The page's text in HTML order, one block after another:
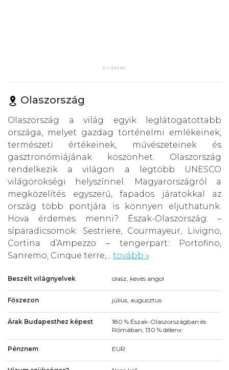
Olaszország
Olaszország a világ egyik leglátogatottabb
országa, melyet gazdag történelmi emlékeinek,
természeti értékeinek, művészeteinek és
gasztronómiájának köszönhet. Olaszország
rendelkezik a világon a legtöbb UNESCO
világörökségi helyszínnel. Magyarországról a
megközelítés egyszerű, fapados járatokkal az
ország több pontjára is könnyen eljuthatunk.
Hova érdemes menni? Észak-Olaszország: –
síparadicsomok: Sestriere, Courmayeur, Livigno,
Cortina d’Ampezzo – tengerpart: Portofino,
Sanremo, Cinque terre,... tovább »
Beszélt világnyelvek olasz, kevés angol
Főszezon július, augusztus
Árak Budapesthez képest
180 % Észak-Olaszországban és
Rómában, 130 % délenx
Pénznem EUR